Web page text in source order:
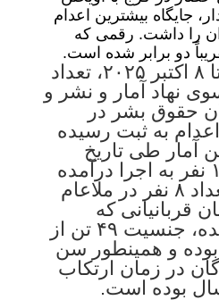
دار، جایگاه بیشترین اعدام
را داشت. رقمی که
دو برابر شده است.
از ۱۰ اکتبر ۲۰۲۴ تا ۸ اکتبر ۲۰۲۵، تعداد
سوی نهاد آمار و نشر و
حقوق بشر در
به ثبت رسیده
آمار طی تاریخ
مذکور اعدام ۱۵۳۷ نفر به اجرا درآمده
است، که از این تعداد ۸ نفر در ملاعام
قربانیانی که
هویتشان احراز شده، جنسیت ۴۹ تن از
و همینطور سن
در زمان ارتکاب